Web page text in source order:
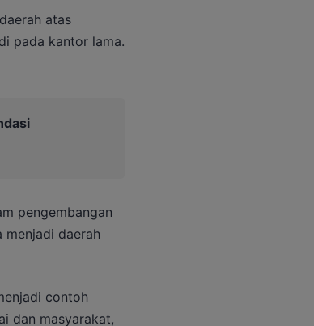
atas
pada kantor lama.
pengembangan
menjadi daerah
contoh
dan masyarakat,